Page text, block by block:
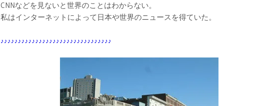
CNNなどを見ないと世界のことはわからない。
私はインターネットによって日本や世界のニュースを得ていた。
♪♪♪♪♪♪♪♪♪♪♪♪♪♪♪♪♪♪♪♪♪♪♪♪♪♪♪♪♪♪♪♪